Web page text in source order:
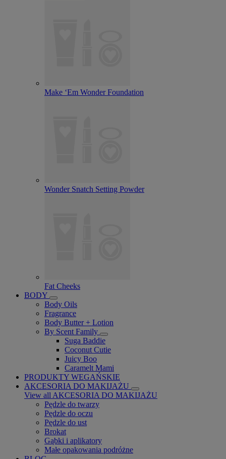
Make ‘Em Wonder Foundation
Wonder Snatch Setting Powder
Fat Cheeks
BODY
Body Oils
Fragrance
Body Butter + Lotion
By Scent Family
Suga Baddie
Coconut Cutie
Juicy Boo
Caramelt Mami
PRODUKTY WEGAŃSKIE
AKCESORIA DO MAKIJAŻU
View all AKCESORIA DO MAKIJAŻU
Pędzle do twarzy
Pędzle do oczu
Pędzle do ust
Brokat
Gąbki i aplikatory
Małe opakowania podróżne